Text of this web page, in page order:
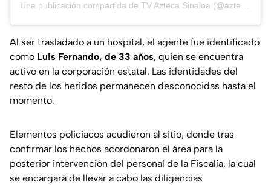
Una publicación compartida de TV Azteca Sinaloa (@aztecasinaloa)
Al ser trasladado a un hospital, el agente fue identificado
como Luis Fernando, de 33 años, quien se encuentra
activo en la corporación estatal. Las identidades del
resto de los heridos permanecen desconocidas hasta el
momento.
Elementos policiacos acudieron al sitio, donde tras
confirmar los hechos acordonaron el área para la
posterior intervención del personal de la Fiscalía, la cual
se encargará de llevar a cabo las diligencias